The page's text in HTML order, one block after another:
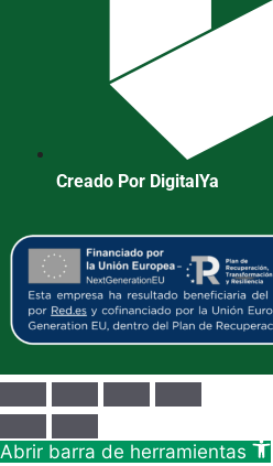
Creado Por DigitalYa
Abrir barra de herramientas